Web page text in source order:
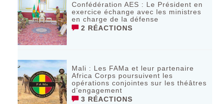
Confédération AES : Le Président en
exercice échange avec les ministres
en charge de la défense
2 RÉACTIONS
Mali : Les FAMa et leur partenaire
Africa Corps poursuivent les
opérations conjointes sur les théâtres
d’engagement
3 RÉACTIONS